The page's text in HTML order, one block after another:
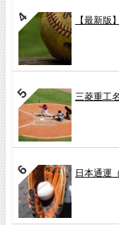
【最新版
三菱重工
日本通運